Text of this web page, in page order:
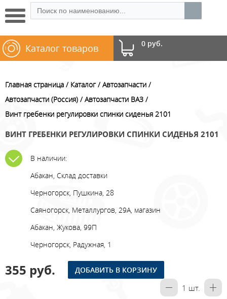
0 руб.
Каталог товаров
Главная страница Каталог
Автозапчасти
Автозапчасти (Россия)
Автозапчасти ВАЗ
Винт гребенки регулировки спинки сиденья 2101
ВИНТ ГРЕБЕНКИ РЕГУЛИРОВКИ СПИНКИ СИДЕНЬЯ 2101
В наличии:
Абакан, Склад доставки
Черногорск, Пушкина, 28
Саяногорск, Металлургов, 29А, магазин
Абакан, Жукова, 99П
Черногорск, Радужная, 1
355 руб. ДОБАВИТЬ В КОРЗИНУ
1 шт.